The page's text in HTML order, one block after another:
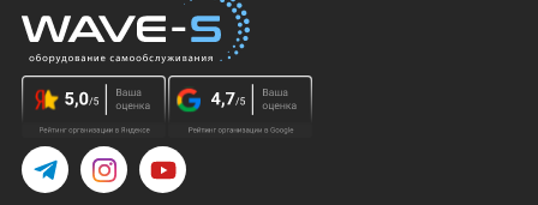
TelegramInstagramYouTube